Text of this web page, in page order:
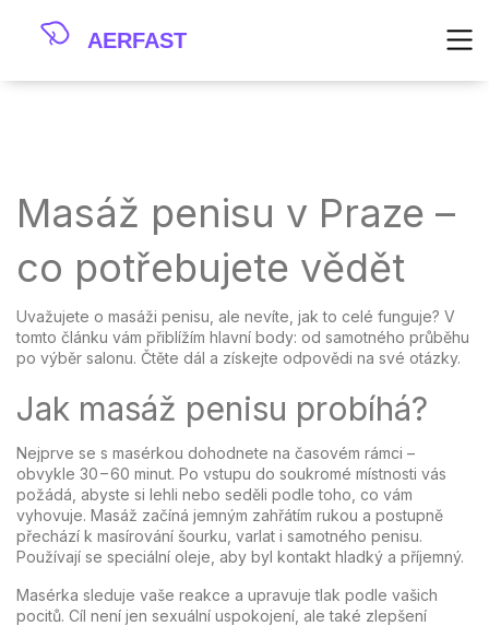
Masáž penisu v Praze –
co potřebujete vědět
Uvažujete o masáži penisu, ale nevíte, jak to celé funguje? V
tomto článku vám přiblížím hlavní body: od samotného průběhu
po výběr salonu. Čtěte dál a získejte odpovědi na své otázky.
Jak masáž penisu probíhá?
Nejprve se s masérkou dohodnete na časovém rámci –
obvykle 30 – 60 minut. Po vstupu do soukromé místnosti vás
požádá, abyste si lehli nebo seděli podle toho, co vám
vyhovuje. Masáž začíná jemným zahřátím rukou a postupně
přechází k masírování šourku, varlat i samotného penisu.
Používají se speciální oleje, aby byl kontakt hladký a příjemný.
Masérka sleduje vaše reakce a upravuje tlak podle vašich
pocitů. Cíl není jen sexuální uspokojení, ale také zlepšení